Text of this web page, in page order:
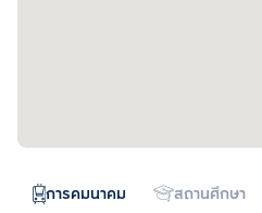
การคมนาคม สถานศึกษา